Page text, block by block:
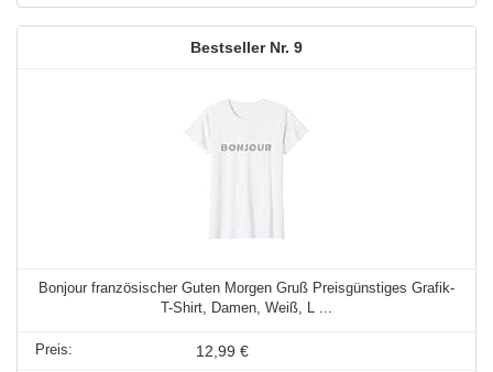
9
Bonjour französischer Guten Morgen Gruß Preisgünstiges Grafik-
T-Shirt, Damen, Weiß, L ...
12,99 €